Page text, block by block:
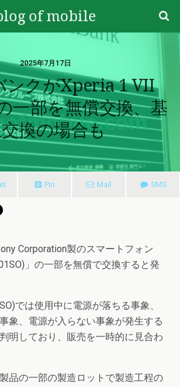
of mobile
2025年7月17日
ンクがXperia 1 VII
一部を無償交換、基
換の場合も
Pin Mail SMS
Corporation製のスマートフォン
」の一部を無償で交換すると発
では使用中に電源が落ちる事象、
象、電源が入らない事象が発生する
明しており、販売を一時的に見合わ
品の一部の製造ロットで製造工程の